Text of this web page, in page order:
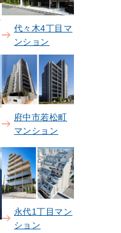
代々木4丁目マ
ンション
府中市若松町
マンション
永代1丁目マン
ション